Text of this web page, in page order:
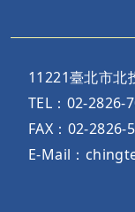
11221臺北市北
TEL：02-2826-
FAX：02-2826-
E-Mail：